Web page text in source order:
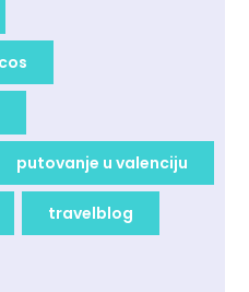
putovanje u valenciju
travelblog